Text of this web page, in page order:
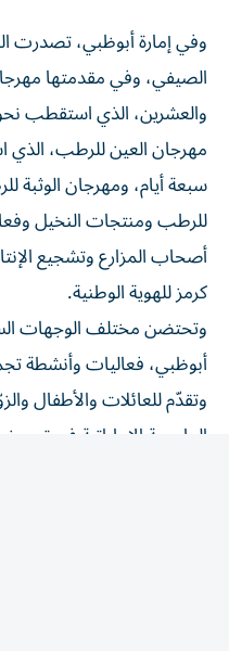
وفي إمارة أبوظبي، تصدرت
الصيفي، وفي مقدمتها
سبعة أيام، ومهرجان
للرطب ومنتجات النخيل
أصحاب المزارع وتشجيع
كرمز للهوية الوطنية.
وتحتضن مختلف الوجهات
أبوظبي، فعاليات وأنشطة
وتقدّم للعائلات والأطفال
العاصمة الإماراتية في